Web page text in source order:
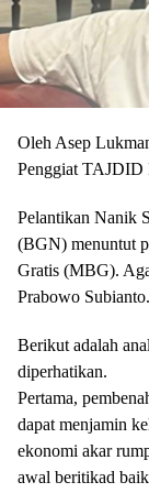
Oleh Asep
Penggiat TAJDID
Pelantikan Nanik
(BGN) menuntut
Gratis (MBG).
Prabowo Subianto.
Berikut adalah
diperhatikan.
Pertama,
dapat menjamin
ekonomi akar
awal beritikad